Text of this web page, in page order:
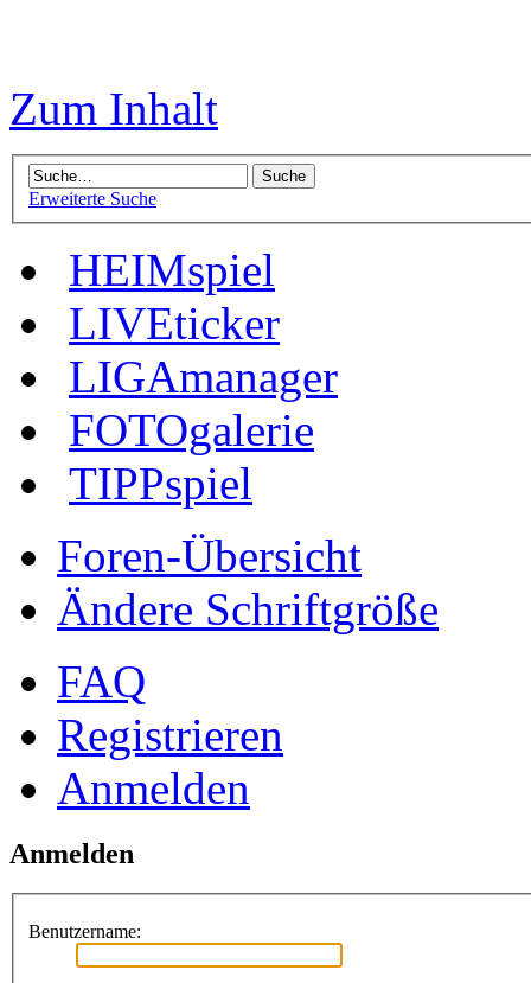
Zum Inhalt
Erweiterte Suche
HEIMspiel
LIVEticker
LIGAmanager
FOTOgalerie
TIPPspiel
Foren-Übersicht
Ändere Schriftgröße
FAQ
Registrieren
Anmelden
Anmelden
Benutzername: